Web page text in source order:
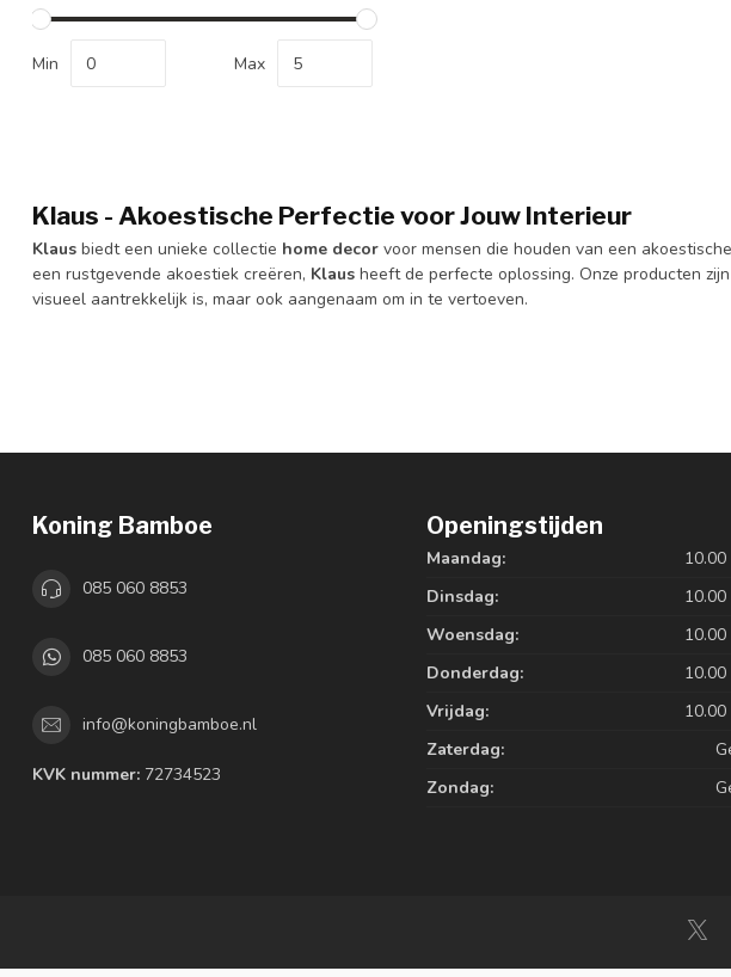
Min Max
Klaus - Akoestische Perfectie voor Jouw Interieur
Klaus biedt een unieke collectie home decor voor mensen die houden van een
een rustgevende akoestiek creëren, Klaus heeft de perfecte oplossing. Onze producten
visueel aantrekkelijk is, maar ook aangenaam om in te vertoeven.
Koning Bamboe
085 060 8853
085 060 8853
info@koningbamboe.nl
KVK nummer: 72734523
Openingstijden
Maandag:
Dinsdag:
Woensdag:
Donderdag:
Vrijdag:
Zaterdag:
Zondag: